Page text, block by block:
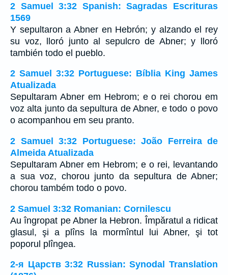
2 Samuel 3:32 Spanish: Sagradas Escrituras
1569
Y sepultaron a Abner en Hebrón; y alzando el rey
su voz, lloró junto al sepulcro de Abner; y lloró
también todo el pueblo.
2 Samuel 3:32 Portuguese: Bíblia King James
Atualizada
Sepultaram Abner em Hebrom; e o rei chorou em
voz alta junto da sepultura de Abner, e todo o povo
o acompanhou em seu pranto.
2 Samuel 3:32 Portuguese: João Ferreira de
Almeida Atualizada
Sepultaram Abner em Hebrom; e o rei, levantando
a sua voz, chorou junto da sepultura de Abner;
chorou também todo o povo.
2 Samuel 3:32 Romanian: Cornilescu
Au îngropat pe Abner la Hebron. Împăratul a ridicat
glasul, şi a plîns la mormîntul lui Abner, şi tot
poporul plîngea.
2-я Царств 3:32 Russian: Synodal Translation